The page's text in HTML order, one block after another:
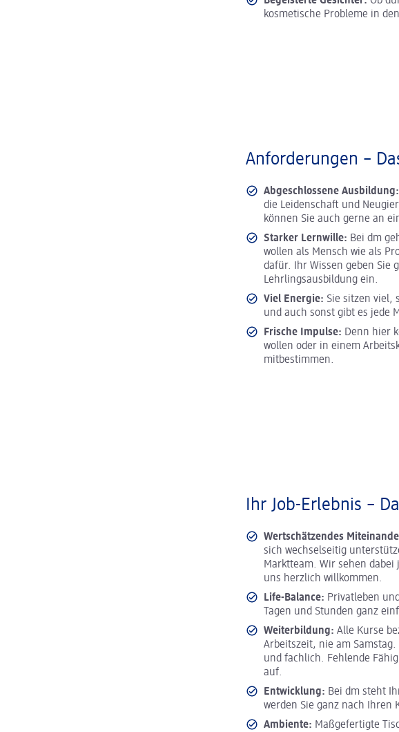
kosmetische Probleme in
Anforderungen –
Abgeschlossene Ausbildung:
die Leidenschaft und
können Sie auch gerne an
Starker Lernwille: Bei dm
wollen als Mensch wie als
dafür. Ihr Wissen geben Sie
Lehrlingsausbildung ein.
Viel Energie: Sie sitzen viel,
und auch sonst gibt es jede
Frische Impulse: Denn hier
wollen oder in einem
mitbestimmen.
Ihr Job-Erlebnis –
Wertschätzendes
sich wechselseitig
Marktteam. Wir sehen
uns herzlich willkommen.
Life-Balance: Privatleben
Tagen und Stunden ganz
Weiterbildung: Alle Kurse
Arbeitszeit, nie am
und fachlich. Fehlende
auf.
Entwicklung: Bei dm steht
werden Sie ganz nach Ihren
Ambiente: Maßgefertigte